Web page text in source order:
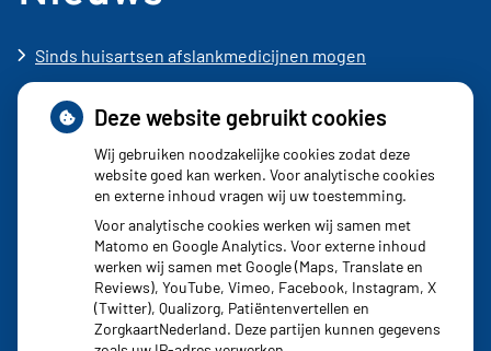
Sinds huisartsen afslankmedicijnen mogen
voorschrijven, neemt gebruik toe
Schurft sinds corona geen vergeten ziekte meer: aantal
uitbraken fors gestegen
Stoppen met afslankmedicijnen betekent zonder
leefstijlaanpassingen weer gewichtstoename
Kookadvies drinkwater in provincie Utrecht vanwege
besmetting
Terugroepactie babyvoeding Nestlé: bacterie kan baby’s
Deze website gebruikt cookies
Wij gebruiken noodzakelijke cookies zodat deze
website goed kan werken. Voor analytische cookies
en externe inhoud vragen wij uw toestemming.
Voor analytische cookies werken wij samen met
Matomo en Google Analytics. Voor externe inhoud
werken wij samen met Google (Maps, Translate en
Reviews), YouTube, Vimeo, Facebook, Instagram, X
(Twitter), Qualizorg, Patiëntenvertellen en
ZorgkaartNederland. Deze partijen kunnen gegevens